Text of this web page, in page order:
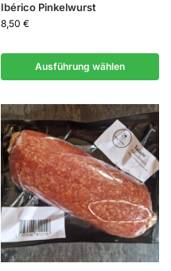
Ibérico Pinkelwurst
8,50 €
Ausführung wählen